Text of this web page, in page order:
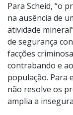
Para Scheid, “o
na ausência de
atividade
de segurança
facções
contrabando e
população. Para
não resolve os
amplia a